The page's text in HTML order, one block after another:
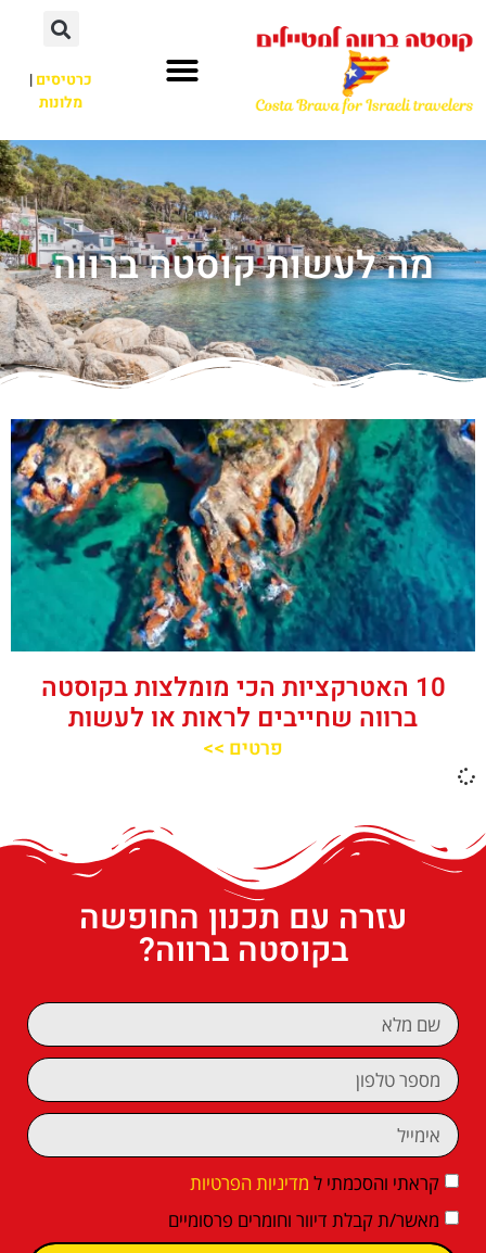
כרטיסים|
מלונות
מה לעשות קוסטה ברווה
10 האטרקציות הכי מומלצות בקוסטה
ברווה שחייבים לראות או לעשות
פרטים >>
עזרה עם תכנון החופשה
בקוסטה ברווה?
קראתי והסכמתי ל מדיניות הפרטיות
מאשר/ת קבלת דיוור וחומרים פרסומיים